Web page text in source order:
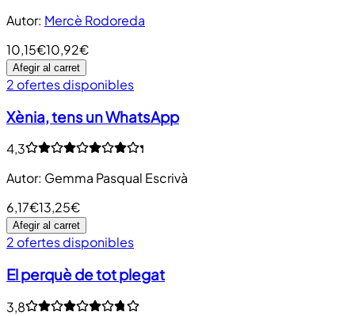
Autor: Mercè Rodoreda
10,15€10,92€
Afegir al carret
2 ofertes disponibles
Xènia, tens un WhatsApp
4,3
Autor: Gemma Pasqual Escrivà
6,17€13,25€
Afegir al carret
2 ofertes disponibles
El perquè de tot plegat
3,8